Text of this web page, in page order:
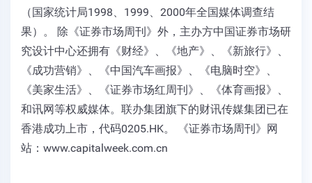
（国家统计局1998、1999、2000年全国媒体调查结
果）。 除《证券市场周刊》外，主办方中国证券市场研
究设计中心还拥有《财经》、《地产》、《新旅行》、
《成功营销》、《中国汽车画报》、《电脑时空》、
《美家生活》、《证券市场红周刊》、《体育画报》、
和讯网等权威媒体。联办集团旗下的财讯传媒集团已在
香港成功上市，代码0205.HK。 《证券市场周刊》网
站：www.capitalweek.com.cn